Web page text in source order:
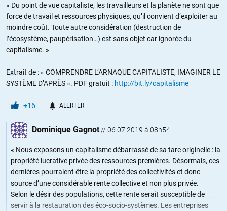
« Du point de vue capitaliste, les travailleurs et la planète ne sont que
force de travail et ressources physiques, qu’il convient d’exploiter au
moindre coût. Toute autre considération (destruction de
l’écosystème, paupérisation…) est sans objet car ignorée du
capitalisme. »
Extrait de : « COMPRENDRE L’ARNAQUE CAPITALISTE, IMAGINER LE
SYSTÈME D’APRÈS ». PDF gratuit : http://bit.ly/capitalisme
+16 ALERTER
Dominique Gagnot // 06.07.2019 à 08h54
« Nous exposons un capitalisme débarrassé de sa tare originelle : la
propriété lucrative privée des ressources premières. Désormais, ces
dernières pourraient être la propriété des collectivités et donc
source d’une considérable rente collective et non plus privée.
Selon le désir des populations, cette rente serait susceptible de
servir à la restauration des éco-socio-systèmes. Les entreprises